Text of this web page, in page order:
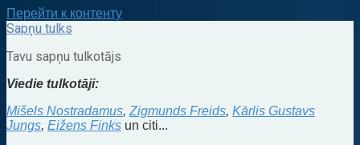
Перейти к контенту
Sapņu tulks
Tavu sapņu tulkotājs
Viedie tulkotāji:
Mišels Nostradamus, Zigmunds Freids, Kārlis Gustavs
Jungs, Eižens Finks un citi...